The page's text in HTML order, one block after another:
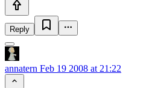
Reply
annatern Feb 19 2008 at 21:22